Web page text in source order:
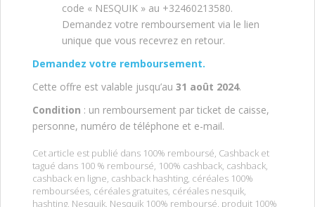
code « NESQUIK » au +32460213580.
Demandez votre remboursement via le lien
unique que vous recevrez en retour.
Demandez votre remboursement.
Cette offre est valable jusqu’au 31 août 2024.
Condition : un remboursement par ticket de caisse,
personne, numéro de téléphone et e-mail.
Cet article est publié dans 100% remboursé, Cashback et
tagué dans 100 % remboursé, 100% cashback, cashback,
cashback en ligne, cashback hashting, céréales 100%
remboursées, céréales gratuites, céréales nesquik,
hashting, Nesquik, Nesquik 100% remboursé, produit 100%